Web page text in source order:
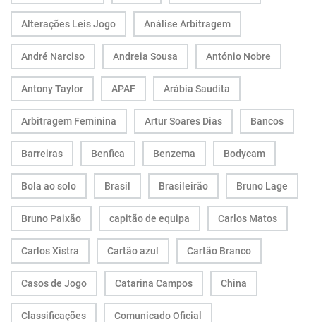
Alterações Leis Jogo Análise Arbitragem
André Narciso Andreia Sousa António Nobre
Antony Taylor APAF Arábia Saudita
Arbitragem Feminina Artur Soares Dias Bancos
Barreiras Benfica Benzema Bodycam
Bola ao solo Brasil Brasileirão Bruno Lage
Bruno Paixão capitão de equipa Carlos Matos
Carlos Xistra Cartão azul Cartão Branco
Casos de Jogo Catarina Campos China
Classificações Comunicado Oficial